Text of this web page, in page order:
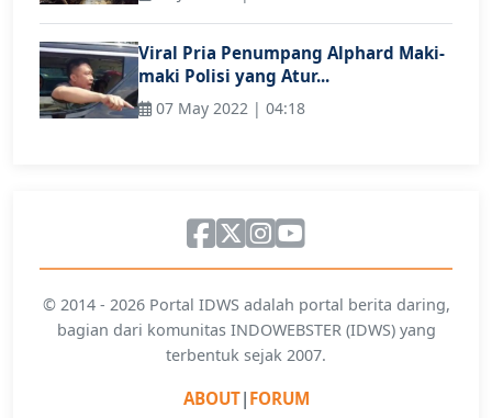
Viral Pria Penumpang Alphard Maki-
maki Polisi yang Atur...
07 May 2022 | 04:18
© 2014 - 2026 Portal IDWS adalah portal berita daring,
bagian dari komunitas INDOWEBSTER (IDWS) yang
terbentuk sejak 2007.
ABOUT| FORUM